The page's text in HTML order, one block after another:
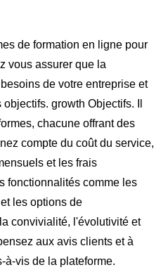
de formation en ligne pour
vous assurer que la
de votre entreprise et
growth Objectifs. Il
chacune offrant des
compte du coût du service,
et les frais
fonctionnalités comme les
les options de
convivialité, l'évolutivité et
aux avis clients et à
à-vis de la plateforme.